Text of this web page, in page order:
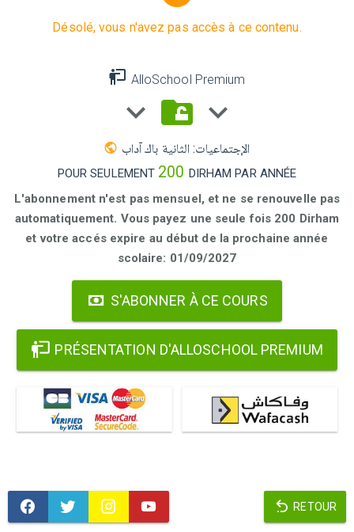
Désolé, vous n'avez pas accès à ce contenu.
AlloSchool Premium
الإجتماعيات: الثانية باك آداب
POUR SEULEMENT 200 DIRHAM PAR ANNÉE
L'abonnement n'est pas mensuel, et ne se renouvelle pas
automatiquement. Vous payez une seule fois 200 Dirham
et votre accés expire au début de la prochaine année
scolaire: 01/09/2027
S'ABONNER À CE COURS
PRÉSENTATION D'ALLOSCHOOL PREMIUM
RETOUR